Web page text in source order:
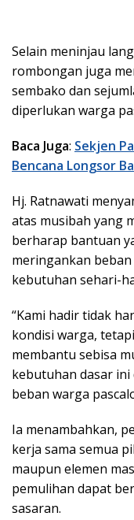
Selain meninjau
rombongan juga
sembako dan
diperlukan warga
Baca Juga: Sekjen
Bencana Longsor
Hj. Ratnawati
atas musibah yang
berharap bantuan
meringankan
kebutuhan sehari-
“Kami hadir tidak
kondisi warga,
membantu sebisa
kebutuhan dasar
beban warga
Ia menambahkan,
kerja sama semua
maupun elemen
pemulihan dapat
sasaran.